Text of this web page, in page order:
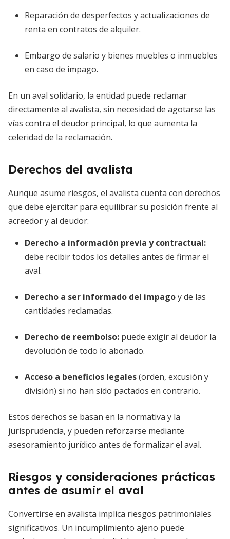
Reparación de desperfectos y actualizaciones de
renta en contratos de alquiler.
Embargo de salario y bienes muebles o inmuebles
en caso de impago.
En un aval solidario, la entidad puede reclamar
directamente al avalista, sin necesidad de agotarse las
vías contra el deudor principal, lo que aumenta la
celeridad de la reclamación.
Derechos del avalista
Aunque asume riesgos, el avalista cuenta con derechos
que debe ejercitar para equilibrar su posición frente al
acreedor y al deudor:
Derecho a información previa y contractual:
debe recibir todos los detalles antes de firmar el
aval.
Derecho a ser informado del impagoy de las
cantidades reclamadas.
Derecho de reembolso: puede exigir al deudor la
devolución de todo lo abonado.
Acceso a beneficios legales(orden, excusión y
división) si no han sido pactados en contrario.
Estos derechos se basan en la normativa y la
jurisprudencia, y pueden reforzarse mediante
asesoramiento jurídico antes de formalizar el aval.
Riesgos y consideraciones prácticas
antes de asumir el aval
Convertirse en avalista implica riesgos patrimoniales
significativos. Un incumplimiento ajeno puede